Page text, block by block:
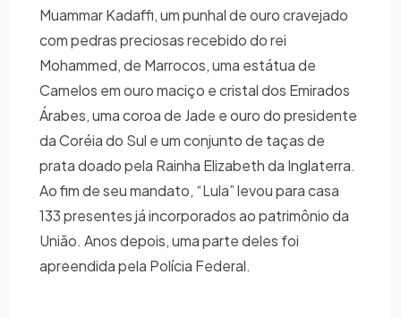
Muammar Kadaffi, um punhal de ouro cravejado
com pedras preciosas recebido do rei
Mohammed, de Marrocos, uma estátua de
Camelos em ouro maciço e cristal dos Emirados
Árabes, uma coroa de Jade e ouro do presidente
da Coréia do Sul e um conjunto de taças de
prata doado pela Rainha Elizabeth da Inglaterra.
Ao fim de seu mandato, “Lula” levou para casa
133 presentes já incorporados ao patrimônio da
União. Anos depois, uma parte deles foi
apreendida pela Polícia Federal.